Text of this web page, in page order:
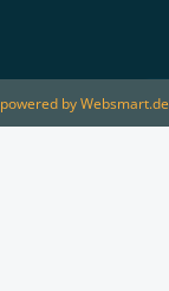
powered by Websmart.de